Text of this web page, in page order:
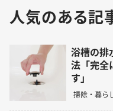
人気のある記
浴槽の排
法「完全
す」
掃除・暮ら